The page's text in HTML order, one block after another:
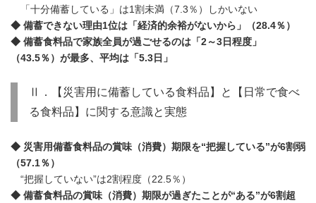
「十分備蓄している」は1割未満（7.3％）しかいない
◆ 備蓄できない理由1位は「経済的余裕がないから」（28.4％）
◆ 備蓄食料品で家族全員が過ごせるのは「2～3日程度」
（43.5％）が最多、平均は「5.3日」
Ⅱ．【災害用に備蓄している食料品】と【日常で食べ
る食料品】に関する意識と実態
◆ 災害用備蓄食料品の賞味（消費）期限を“把握している”が6割弱
（57.1％）
“把握していない”は2割程度（22.5％）
◆ 備蓄食料品の賞味（消費）期限が過ぎたことが“ある”が6割超